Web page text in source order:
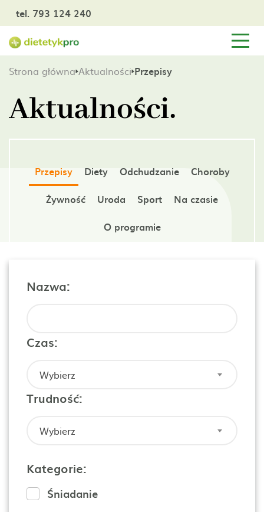
tel. 793 124 240
Strona główna Aktualności Przepisy
Aktualności.
Przepisy Diety Odchudzanie
Choroby
Żywność
Uroda Sport
Na czasie
O programie
Nazwa:
Czas:
Wybierz
Trudność:
Wybierz
Kategorie:
Śniadanie